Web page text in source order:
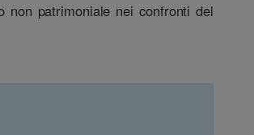
non patrimoniale nei confronti del